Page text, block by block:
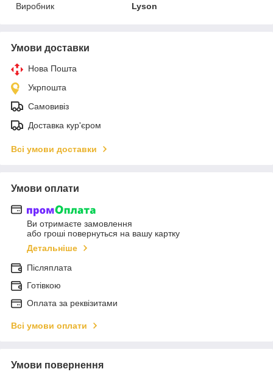
Виробник
Lyson
Умови доставки
Нова Пошта
Укрпошта
Самовивіз
Доставка кур'єром
Всі умови доставки
Умови оплати
Ви отримаєте замовлення
або гроші повернуться на вашу картку
Детальніше
Післяплата
Готівкою
Оплата за реквізитами
Всі умови оплати
Умови повернення